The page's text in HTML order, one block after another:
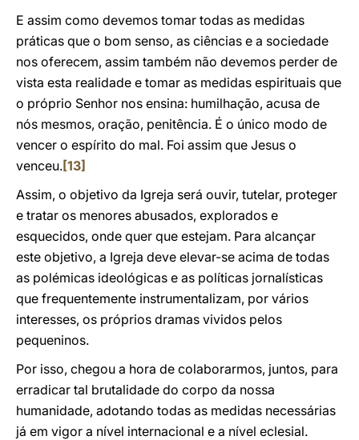
E assim como devemos tomar todas as medidas
práticas que o bom senso, as ciências e a sociedade
nos oferecem, assim também não devemos perder de
vista esta realidade e tomar as medidas espirituais que
o próprio Senhor nos ensina: humilhação, acusa de
nós mesmos, oração, penitência. É o único modo de
vencer o espírito do mal. Foi assim que Jesus o
venceu.[13]
Assim, o objetivo da Igreja será ouvir, tutelar, proteger
e tratar os menores abusados, explorados e
esquecidos, onde quer que estejam. Para alcançar
este objetivo, a Igreja deve elevar-se acima de todas
as polémicas ideológicas e as políticas jornalísticas
que frequentemente instrumentalizam, por vários
interesses, os próprios dramas vividos pelos
pequeninos.
Por isso, chegou a hora de colaborarmos, juntos, para
erradicar tal brutalidade do corpo da nossa
humanidade, adotando todas as medidas necessárias
já em vigor a nível internacional e a nível eclesial.